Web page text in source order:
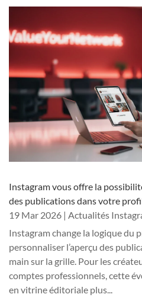
Instagram vous offre la
des publications dans votre
19 Mar 2026 | Actualités
Instagram change la logique du
personnaliser l’aperçu des
main sur la grille. Pour les
comptes professionnels, cette
en vitrine éditoriale plus...